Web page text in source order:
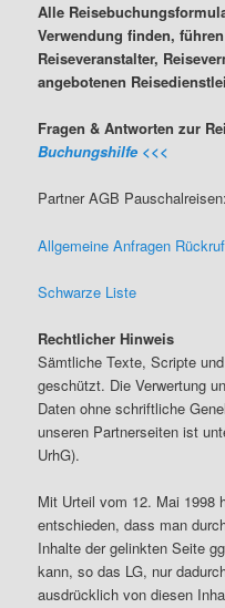
Alle
Verwendung finden,
Reiseveranstalter,
angebotenen
Fragen & Antworten zur
Buchungshilfe <<<
Partner AGB Pauschalreisen:
Allgemeine Anfragen Rückruf
Schwarze Liste
Rechtlicher Hinweis
Sämtliche Texte, Scripte
geschützt. Die Verwertung
Daten ohne schriftliche
unseren Partnerseiten ist
UrhG).
Mit Urteil vom 12. Mai 1998
entschieden, dass man
Inhalte der gelinkten Seite
kann, so das LG, nur
ausdrücklich von diesen